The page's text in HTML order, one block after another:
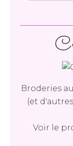
Broderies
(et
Voir le